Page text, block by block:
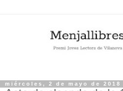
miércoles, 2 de mayo de 2018